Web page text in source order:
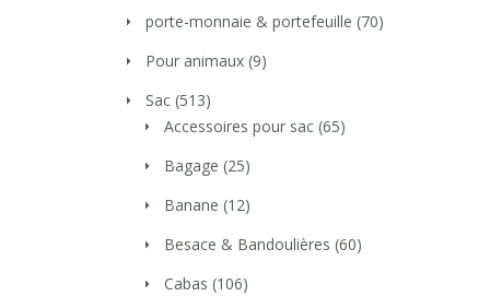
porte-monnaie & portefeuille (70)
Pour animaux (9)
Sac (513)
Accessoires pour sac (65)
Bagage (25)
Banane (12)
Besace & Bandoulières (60)
Cabas (106)